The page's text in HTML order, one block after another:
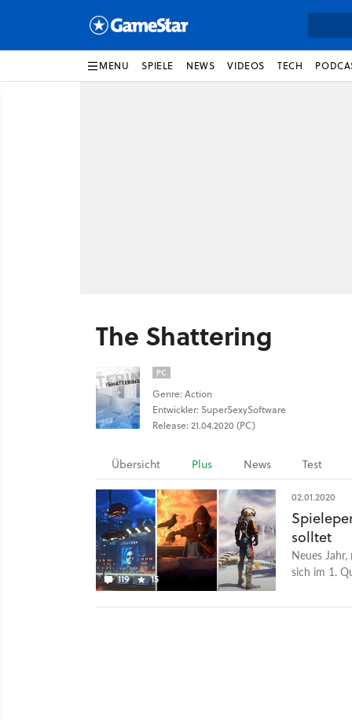
MENU SPIELE NEWS VIDEOS TECH
The Shattering
PC
Genre: Action
Entwickler: SuperSexySoftware
Release: 21.04.2020 (PC)
Übersicht Plus News Test
119 15
02.01.2020
solltet
Neues
sich im 1.